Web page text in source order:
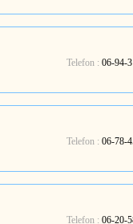
Telefon : 06-94-
Telefon : 06-78-
Telefon : 06-20-